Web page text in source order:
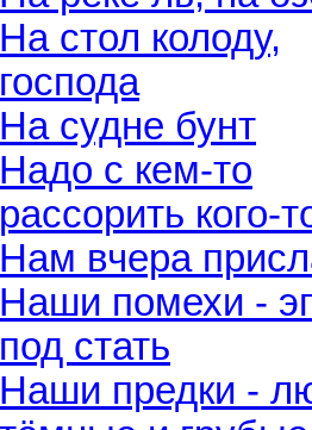
На стол колоду,
господа
На судне бунт
Надо с кем-то
рассорить кого-
Нам вчера
Наши помехи -
под стать
Наши предки -